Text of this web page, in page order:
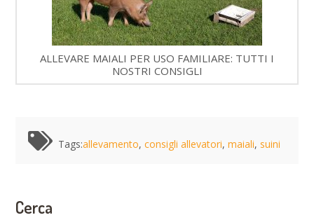
ALLEVARE MAIALI PER USO FAMILIARE: TUTTI I
NOSTRI CONSIGLI
Tags:allevamento,consigli allevatori,maiali, suini
Cerca